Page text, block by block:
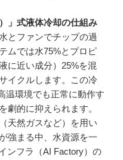
」式液体冷却の仕組み
とファンでチップの過
ムでは水75%とプロピ
に近い成分）25%を混
イクルします。この冷
温環境でも正常に動作す
劇的に抑えられます。
天然ガスなど）を用い
強まる中、水資源を一
ンフラ（AI Factory）の